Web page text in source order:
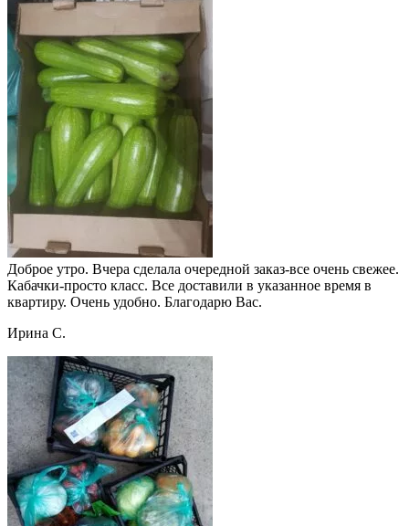
Доброе утро. Вчера сделала очередной заказ-все очень свежее.
Кабачки-просто класс. Все доставили в указанное время в
квартиру. Очень удобно. Благодарю Вас.
Ирина С.